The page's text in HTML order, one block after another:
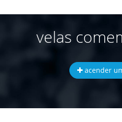
velas
acender